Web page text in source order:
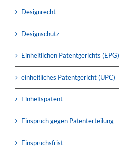
Designrecht
Designschutz
Einheitlichen Patentgerichts (EPG)
einheitliches Patentgericht (UPC)
Einheitspatent
Einspruch gegen Patenterteilung
Einspruchsfrist